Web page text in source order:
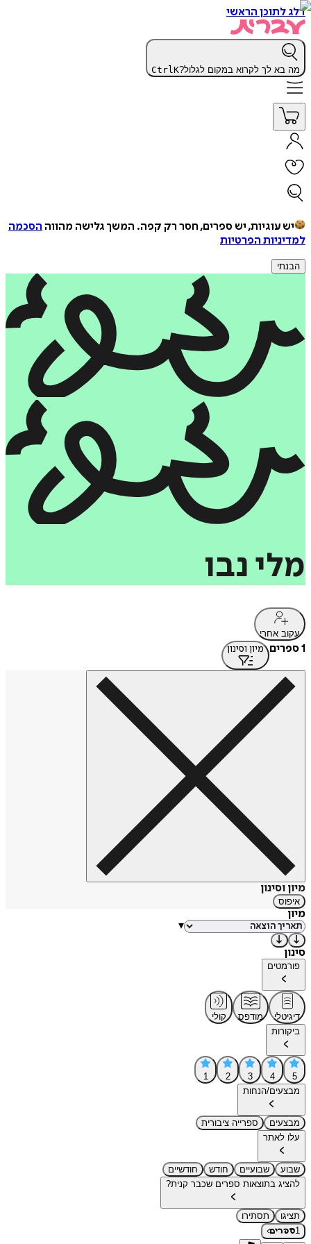
דלג לתוכן הראשי
מה בא לך לקרוא במקום לגלול? CtrlK
יש עוגיות, יש ספרים, חסר רק קפה. המשך גלישה מהווה הסכמה
למדיניות הפרטיות
הבנתי
מלי נבו
עקוב אחרי
1 ספרים מיון וסינון
מיון וסינון
איפוס
מיון
▾
סינון
פורמטים
דיגיטלי מודפס
קולי
ביקורות
5
4
3
2
1
מבצעים/הנחות
מבצעים
ספרייה ציבורית
עלו לאתר
שבוע שבועיים חודש
חודשיים
להציג בתוצאות ספרים שכבר קנית?
תציגו
תסתירו
1ספרים›